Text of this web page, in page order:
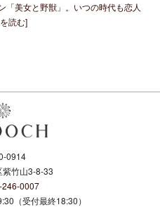
「美女と野獣」。いつの時代も恋人
読む]
0914
竹山3-8-33
0007
（受付最終18:30）